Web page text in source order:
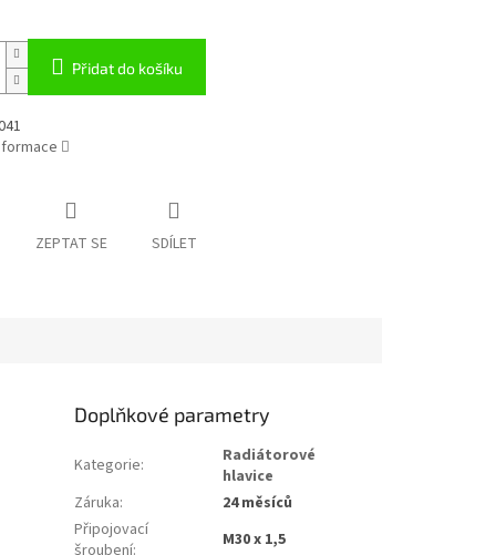
Přidat do košíku
ZEPTAT SE SDÍLET
Doplňkové parametry
Kategorie:
Radiátorové
hlavice
Záruka:
24 měsíců
Připojovací
M30 x 1,5